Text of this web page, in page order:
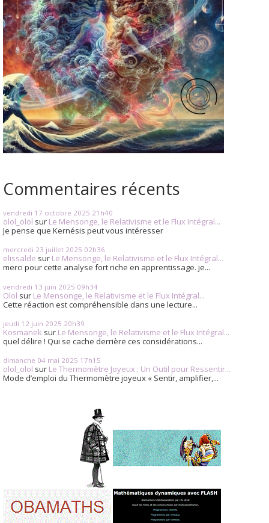
Commentaires récents
vendredi 17 octobre 2025 21h40
olol_olol sur Le Mensonge, le Relativisme et le Flux Intégral...
Je pense que Kernésis peut vous intéresser
mercredi 23 juillet 2025 02h36
elissalde sur Le Mensonge, le Relativisme et le Flux Intégral...
merci pour cette analyse fort riche en apprentissage. je...
vendredi 13 juin 2025 09h34
Olol sur Le Mensonge, le Relativisme et le Flux Intégral...
Cette réaction est compréhensible dans une lecture...
jeudi 12 juin 2025 20h39
Kosmanek sur Le Mensonge, le Relativisme et le Flux Intégral...
quel délire ! Qui se cache derrière ces considérations...
dimanche 04 mai 2025 17h15
olol_olol sur Le Thermomètre Joyeux : Un Outil pour Ressentir...
Mode d’emploi du Thermomètre joyeux « Sentir, amplifier,...